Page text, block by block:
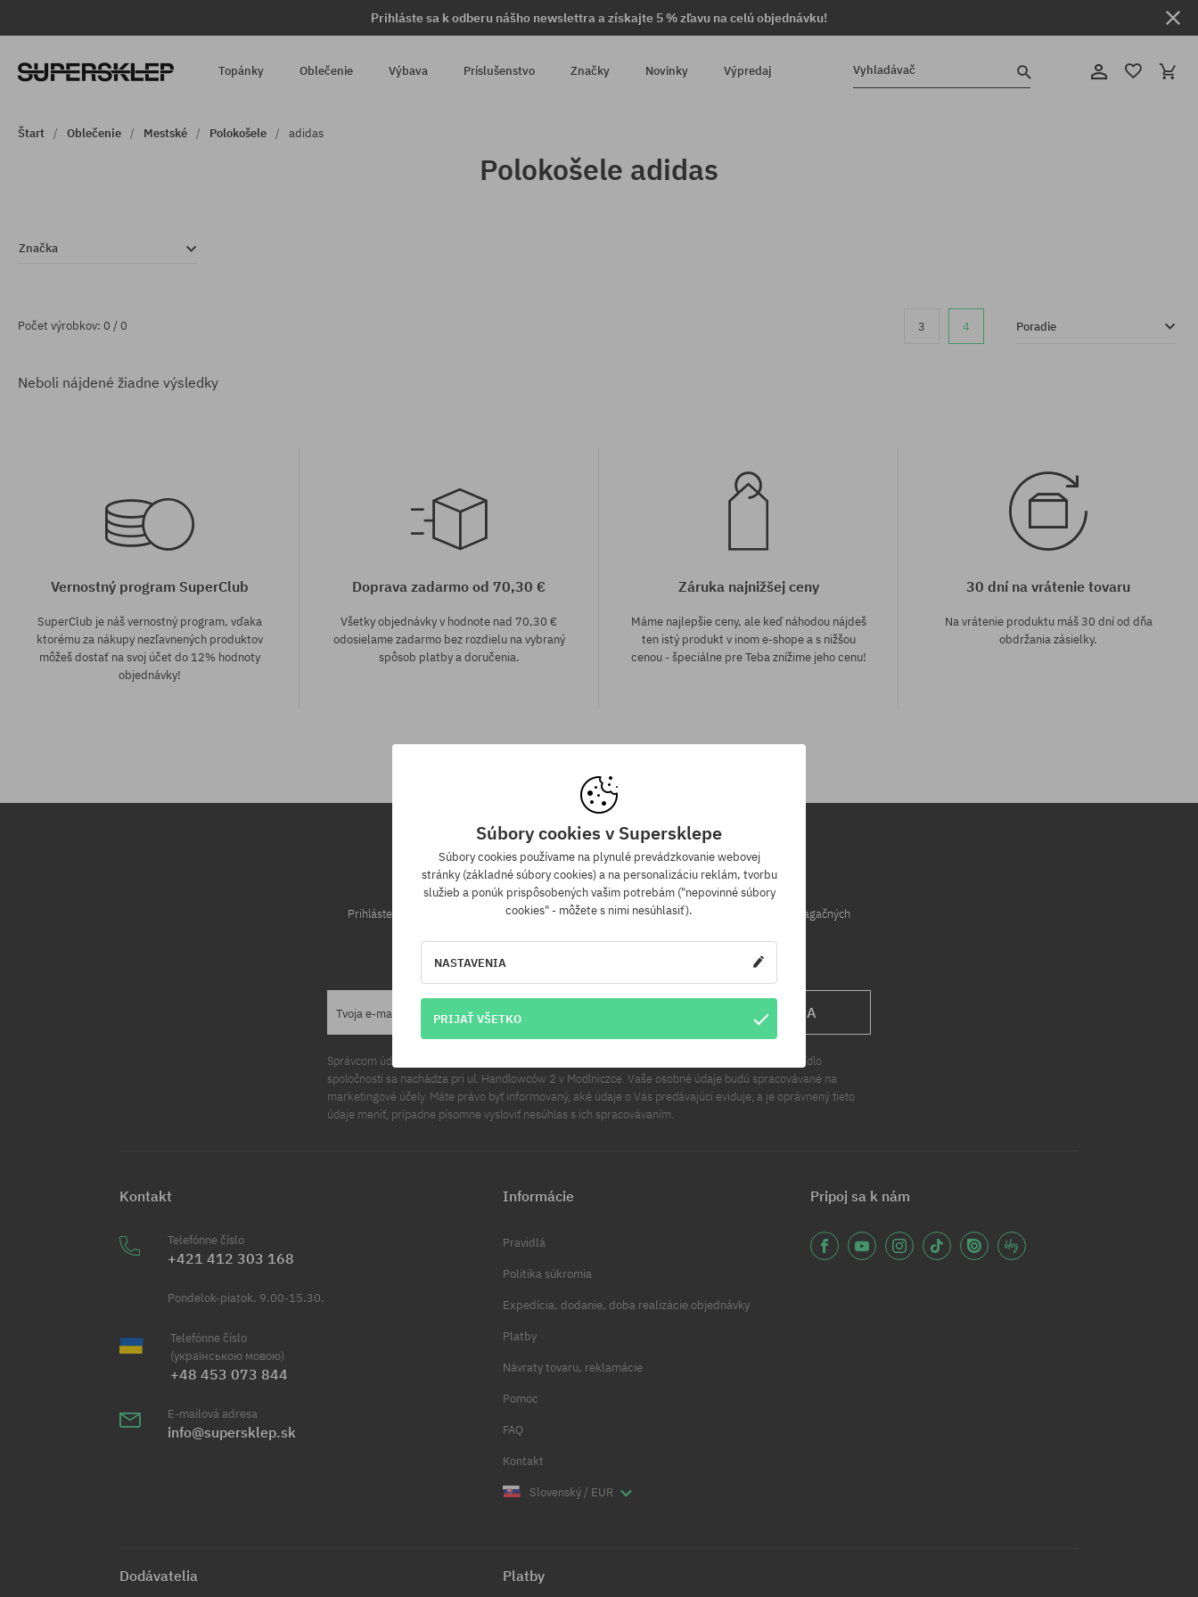
Prihláste sa k odberu nášho newslettra a získajte 5 % zľavu na celú objednávku!
Topánky Oblečenie Výbava Príslušenstvo Značky Novinky Výpredaj Vyhladávač
Štart Oblečenie Mestské Polokošele adidas
Polokošele adidas
Značka
Počet výrobkov: 0 / 0 3 4 Poradie
Neboli nájdené žiadne výsledky
Vernostný program SuperClub
SuperClub je náš vernostný program, vďaka
ktorému za nákupy nezľavnených produktov
môžeš dostať na svoj účet do 12% hodnoty
objednávky!
Doprava zadarmo od 70,30 €
Všetky objednávky v hodnote nad 70,30 €
odosielame zadarmo bez rozdielu na vybraný
spôsob platby a doručenia.
Záruka najnižšej ceny
Máme najlepšie ceny, ale keď náhodou nájdeš
ten istý produkt v inom e-shope a s nižšou
cenou - špeciálne pre Teba znížime jeho cenu!
30 dní na vrátenie tovaru
Na vrátenie produktu máš 30 dní od dňa
obdržania zásielky.
Newsletter
Prihláste sa na odber nášho newsletteru a ako prvý sa dozviete o nových produktoch a propagačných
Tvoja e-mailová adresa PRIHLÁS SA
Správcom údajov sa na účely tohto vyhlásenia rozumie Cool Sport Distribution sp. z o.o. Hlavné sídlo
spoločnosti sa nachádza pri ul. Handlowców 2 v Modlniczce. Vaše osobné údaje budú spracovávané na
marketingové účely. Máte právo byť informovaný, aké údaje o Vás predávajúci eviduje, a je oprávnený tieto
údaje meniť, prípadne písomne vysloviť nesúhlas s ich spracovávaním.
Kontakt
Telefónne číslo
+421 412 303 168
Pondelok-piatok, 9.00-15.30.
Telefónne číslo
(українською мовою)
+48 453 073 844
E-mailová adresa
info@supersklep.sk
Informácie
Pravidlá
Politika súkromia
Expedícia, dodanie, doba realizácie objednávky
Platby
Návraty tovaru, reklamácie
Pomoc
FAQ
Kontakt
Slovenský / EUR
Pripoj sa k nám
Dodávatelia Platby
Súbory cookies v Supersklepe
Súbory cookies používame na plynulé prevádzkovanie webovej
stránky (základné súbory cookies) a na personalizáciu reklám, tvorbu
služieb a ponúk prispôsobených vašim potrebám ("nepovinné súbory
cookies" - môžete s nimi nesúhlasiť).
NASTAVENIA
PRIJAŤ VŠETKO